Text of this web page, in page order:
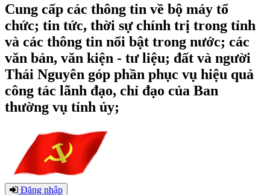
Cung cấp các thông tin về bộ máy tổ
chức; tin tức, thời sự chính trị trong tỉnh
và các thông tin nổi bật trong nước; các
văn bản, văn kiện - tư liệu; đất và người
Thái Nguyên góp phần phục vụ hiệu quả
công tác lãnh đạo, chỉ đạo của Ban
thường vụ tỉnh ủy;
Đăng nhập